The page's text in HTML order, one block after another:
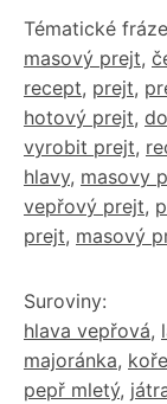
Tématické
masový prejt,
recept, prejt,
hotový prejt,
vyrobit prejt,
hlavy, masovy
vepřový prejt,
prejt, masový
Suroviny:
hlava vepřová,
majoránka,
pepř mletý,